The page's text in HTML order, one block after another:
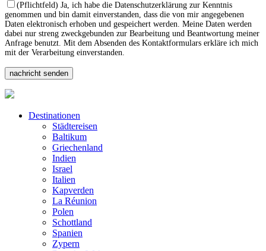
(Pflichtfeld) Ja, ich habe die Datenschutzerklärung zur Kenntnis
genommen und bin damit einverstanden, dass die von mir angegebenen
Daten elektronisch erhoben und gespeichert werden. Meine Daten werden
dabei nur streng zweckgebunden zur Bearbeitung und Beantwortung meiner
Anfrage benutzt. Mit dem Absenden des Kontaktformulars erkläre ich mich
mit der Verarbeitung einverstanden.
Destinationen
Städtereisen
Baltikum
Griechenland
Indien
Israel
Italien
Kapverden
La Réunion
Polen
Schottland
Spanien
Zypern